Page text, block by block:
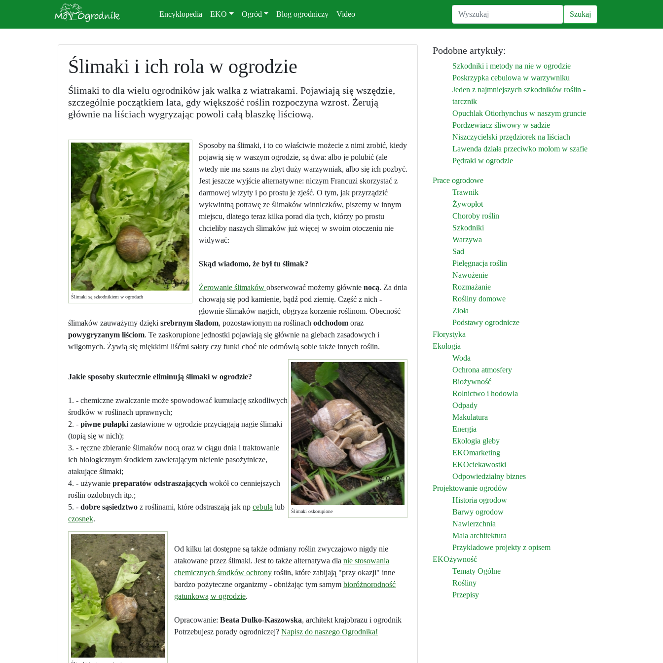
Encyklopedia EKO Ogród Blog ogrodniczy Video
Ślimaki i ich rola w ogrodzie
Ślimaki to dla wielu ogrodników jak walka z wiatrakami. Pojawiają się wszędzie,
szczególnie początkiem lata, gdy większość roślin rozpoczyna wzrost. Żerują
głównie na liściach wygryzając powoli całą blaszkę liściową.
Ślimaki są szkodnikiem w ogrodach
Sposoby na ślimaki, i to co właściwie możecie z nimi zrobić, kiedy
pojawią się w waszym ogrodzie, są dwa: albo je polubić (ale
wtedy nie ma szans na zbyt duży warzywniak, albo się ich pozbyć.
Jest jeszcze wyjście alternatywne: niczym Francuzi skorzystać z
darmowej wizyty i po prostu je zjeść. O tym, jak przyrządzić
wykwintną potrawę ze ślimaków winniczków, piszemy w innym
miejscu, dlatego teraz kilka porad dla tych, którzy po prostu
chcieliby naszych ślimaków już więcej w swoim otoczeniu nie
widywać:
Skąd wiadomo, że był tu ślimak?
Żerowanie ślimaków obserwować możemy głównie nocą. Za dnia
chowają się pod kamienie, bądź pod ziemię. Część z nich -
głownie ślimaków nagich, obgryza korzenie roślinom. Obecność
ślimaków zauważymy dzięki srebrnym śladom, pozostawionym na roślinach odchodom oraz
powygryzanym liściom. Te zaskorupione jednostki pojawiają się głównie na glebach zasadowych i
wilgotnych. Żywią się miękkimi liśćmi sałaty czy funki choć nie odmówią sobie także innych roślin.
Ślimaki oskorupione
Jakie sposoby skutecznie eliminują ślimaki w ogrodzie?
1. - chemiczne zwalczanie może spowodować kumulację szkodliwych
środków w roślinach uprawnych;
2. - piwne pułapkizastawione w ogrodzie przyciągają nagie ślimaki
(topią się w nich);
3. - ręczne zbieranie ślimaków nocą oraz w ciągu dnia i traktowanie
ich biologicznym środkiem zawierającym nicienie pasożytnicze,
atakujące ślimaki;
4. - używanie preparatów odstraszających wokół co cenniejszych
roślin ozdobnych itp.;
5. - dobre sąsiedztwo z roślinami, które odstraszają jak np cebula lub
czosnek.
Od kilku lat dostępne są także odmiany roślin zwyczajowo nigdy nie
atakowane przez ślimaki. Jest to także alternatywa dla nie stosowania
chemicznych środków ochrony roślin, które zabijają "przy okazji" inne
bardzo pożyteczne organizmy - obniżając tym samym bioróżnorodność
gatunkową w ogrodzie.
Opracowanie: Beata Dulko-Kaszowska, architekt krajobrazu i ogrodnik
Potrzebujesz porady ogrodniczej? Napisz do naszego Ogrodnika!
Podobne artykuły:
Szkodniki i metody na nie w ogrodzie
Poskrzypka cebulowa w warzywniku
Jeden z najmniejszych szkodników roślin -
tarcznik
Opuchlak Otiorhynchus w naszym gruncie
Pordzewiacz śliwowy w sadzie
Niszczycielski przędziorek na liściach
Lawenda działa przeciwko molom w szafie
Pędraki w ogrodzie
Prace ogrodowe
Trawnik
Żywopłot
Choroby roślin
Szkodniki
Warzywa
Sad
Pielęgnacja roślin
Nawożenie
Rozmażanie
Rośliny domowe
Zioła
Podstawy ogrodnicze
Florystyka
Ekologia
Woda
Ochrona atmosfery
Biożywność
Rolnictwo i hodowla
Odpady
Makulatura
Energia
Ekologia gleby
EKOmarketing
EKOciekawostki
Odpowiedzialny biznes
Projektowanie ogrodów
Historia ogrodow
Barwy ogrodow
Nawierzchnia
Mala architektura
Przykladowe projekty z opisem
EKOżywność
Tematy Ogólne
Rośliny
Przepisy